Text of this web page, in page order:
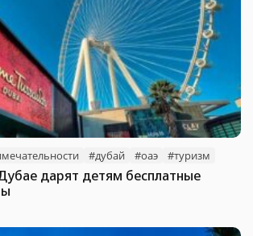
#дубай #оаэ #туризм
дарят детям бесплатные